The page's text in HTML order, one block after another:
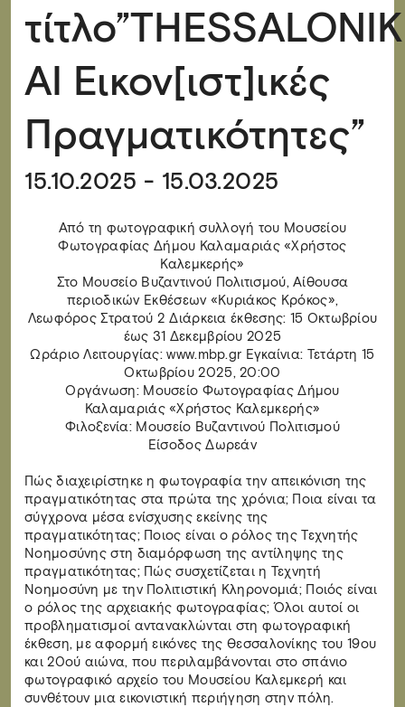
AI Εικον[ιστ]ικές
Πραγματικότητες”
15.10.2025 - 15.03.2025
Από τη φωτογραφική συλλογή του Μουσείου
Φωτογραφίας Δήμου Καλαμαριάς «Χρήστος
Καλεμκερής»
Στο Μουσείο Βυζαντινού Πολιτισμού, Αίθουσα
περιοδικών Εκθέσεων «Κυριάκος Κρόκος»,
Λεωφόρος Στρατού 2 Διάρκεια έκθεσης: 15 Οκτωβρίου
έως 31 Δεκεμβρίου 2025
Ωράριο Λειτουργίας: www.mbp.gr Εγκαίνια: Τετάρτη 15
Οκτωβρίου 2025, 20:00
Οργάνωση: Μουσείο Φωτογραφίας Δήμου
Καλαμαριάς «Χρήστος Καλεμκερής»
Φιλοξενία: Μουσείο Βυζαντινού Πολιτισμού
Είσοδος Δωρεάν
Πώς διαχειρίστηκε η φωτογραφία την απεικόνιση της
πραγματικότητας στα πρώτα της χρόνια; Ποια είναι τα
σύγχρονα μέσα ενίσχυσης εκείνης της
πραγματικότητας; Ποιος είναι ο ρόλος της Τεχνητής
Νοημοσύνης στη διαμόρφωση της αντίληψης της
πραγματικότητας; Πώς συσχετίζεται η Τεχνητή
Νοημοσύνη με την Πολιτιστική Κληρονομιά; Ποιός είναι
ο ρόλος της αρχειακής φωτογραφίας; Όλοι αυτοί οι
προβληματισμοί αντανακλώνται στη φωτογραφική
έκθεση, με αφορμή εικόνες της Θεσσαλονίκης του 19ου
και 20ού αιώνα, που περιλαμβάνονται στο σπάνιο
φωτογραφικό αρχείο του Μουσείου Καλεμκερή και
συνθέτουν μια εικονιστική περιήγηση στην πόλη.